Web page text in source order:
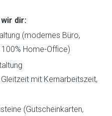
dir:
(modernes Büro,
Home-Office)
mit Kernarbeitszeit,
(Gutscheinkarten,